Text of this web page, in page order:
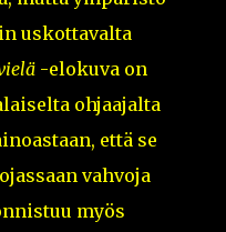
uskottavalta
-elokuva on
ohjaajalta
että se
vahvoja
myös